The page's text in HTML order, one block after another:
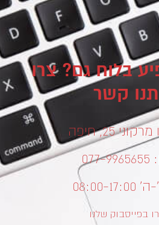
בלוח גם? צרו
קשר
25, חיפה
17:00
בפייסבוק שלנו